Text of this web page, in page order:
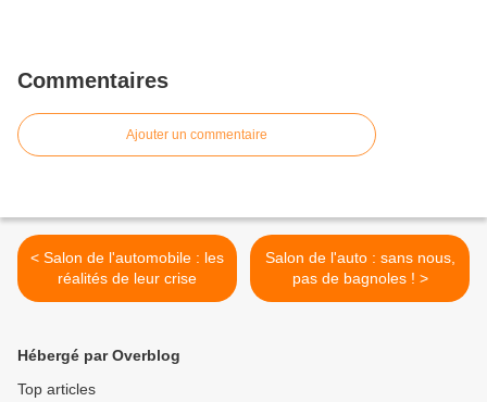
Commentaires
Ajouter un commentaire
< Salon de l'automobile : les
réalités de leur crise
Salon de l'auto : sans nous,
pas de bagnoles ! >
Hébergé par Overblog
Top articles